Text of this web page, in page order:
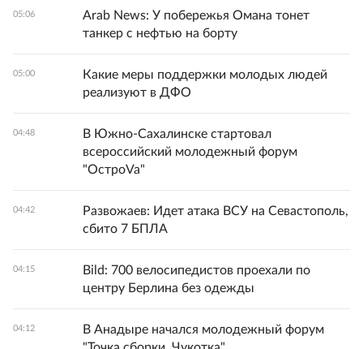
05:06
Arab News: У побережья Омана тонет
танкер с нефтью на борту
05:00
Какие меры поддержки молодых людей
реализуют в ДФО
04:48
В Южно-Сахалинске стартовал
всероссийский молодежный форум
"ОстроVa"
04:42
Развожаев: Идет атака ВСУ на Севастополь,
сбито 7 БПЛА
04:15
Bild: 700 велосипедистов проехали по
центру Берлина без одежды
04:12
В Анадыре начался молодежный форум